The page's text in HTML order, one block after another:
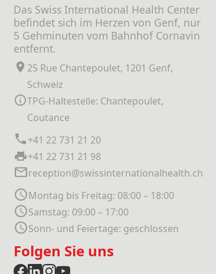
Das Swiss International Health Center
befindet sich im Herzen von Genf, nur
5 Gehminuten vom Bahnhof Cornavin
entfernt.
25 Rue Chantepoulet, 1201 Genf,
Schweiz
TPG-Haltestelle: Chantepoulet,
Coutance
+41 22 731 21 20
+41 22 731 21 98
reception@swissinternationalhealth.ch
Montag bis Freitag: 08:00 – 18:00
Samstag: 09:00 – 17:00
Sonn- und Feiertage: geschlossen
Folgen Sie uns